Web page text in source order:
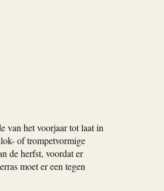
van het voorjaar tot laat in
of trompetvormige
de herfst, voordat er
moet er een tegen